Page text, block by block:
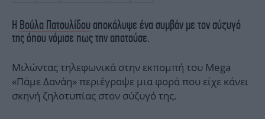
Η Βούλα Πατουλίδου αποκάλυψε ένα συμβάν με τον σύζυγό
της όπου νόμισε πως την απατούσε.
Μιλώντας τηλεφωνικά στην εκπομπή του Μega
«Πάμε Δανάη» περιέγραψε μια φορά που είχε κάνει
σκηνή ζηλοτυπίας στον σύζυγό της.